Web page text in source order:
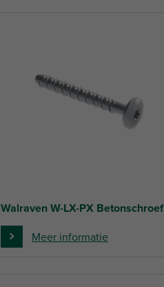
Walraven W-LX-PX Betonschroef
Meer informatie